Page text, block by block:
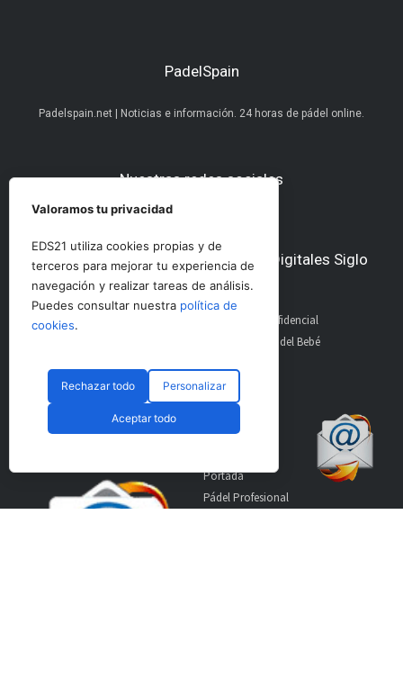
PadelSpain
Padelspain.net | Noticias e información. 24 horas de pádel online.
Nuestras redes sociales
Otros medios del Grupo Ediciones Digitales Siglo
21
GolfConfidencial
El Diario del Bebé
Suscríbete a nuestro
Portada
Pádel Profesional
Valoramos tu privacidad
EDS21 utiliza cookies propias y de
terceros para mejorar tu experiencia de
navegación y realizar tareas de análisis.
Puedes consultar nuestra política de
cookies.
Rechazar todo Personalizar
Aceptar todo